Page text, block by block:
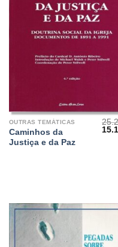
OUTRAS TEMÁTICAS
Caminhos da
Justiça e da Paz
O